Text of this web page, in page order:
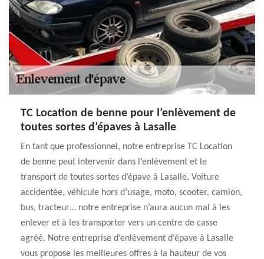
TC Location de benne pour l’enlèvement de
toutes sortes d’épaves à Lasalle
En tant que professionnel, notre entreprise TC Location
de benne peut intervenir dans l’enlèvement et le
transport de toutes sortes d’épave à Lasalle. Voiture
accidentée, véhicule hors d’usage, moto, scooter, camion,
bus, tracteur… notre entreprise n’aura aucun mal à les
enlever et à les transporter vers un centre de casse
agréé. Notre entreprise d’enlèvement d’épave à Lasalle
vous propose les meilleures offres à la hauteur de vos